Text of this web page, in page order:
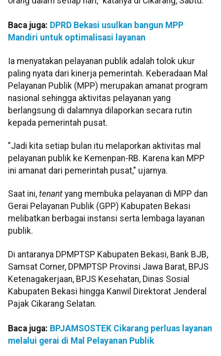
Baca juga: DPRD Bekasi usulkan bangun MPP
Mandiri untuk optimalisasi layanan
Ia menyatakan pelayanan publik adalah tolok ukur
paling nyata dari kinerja pemerintah. Keberadaan Mal
Pelayanan Publik (MPP) merupakan amanat program
nasional sehingga aktivitas pelayanan yang
berlangsung di dalamnya dilaporkan secara rutin
kepada pemerintah pusat.
"Jadi kita setiap bulan itu melaporkan aktivitas mal
pelayanan publik ke Kemenpan-RB. Karena kan MPP
ini amanat dari pemerintah pusat," ujarnya.
Saat ini, tenant yang membuka pelayanan di MPP dan
Gerai Pelayanan Publik (GPP) Kabupaten Bekasi
melibatkan berbagai instansi serta lembaga layanan
publik.
Di antaranya DPMPTSP Kabupaten Bekasi, Bank BJB,
Samsat Corner, DPMPTSP Provinsi Jawa Barat, BPJS
Ketenagakerjaan, BPJS Kesehatan, Dinas Sosial
Kabupaten Bekasi hingga Kanwil Direktorat Jenderal
Pajak Cikarang Selatan.
Baca juga: BPJAMSOSTEK Cikarang perluas layanan
melalui gerai di Mal Pelayanan Publik